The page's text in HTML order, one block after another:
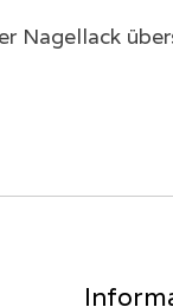
Nagellack